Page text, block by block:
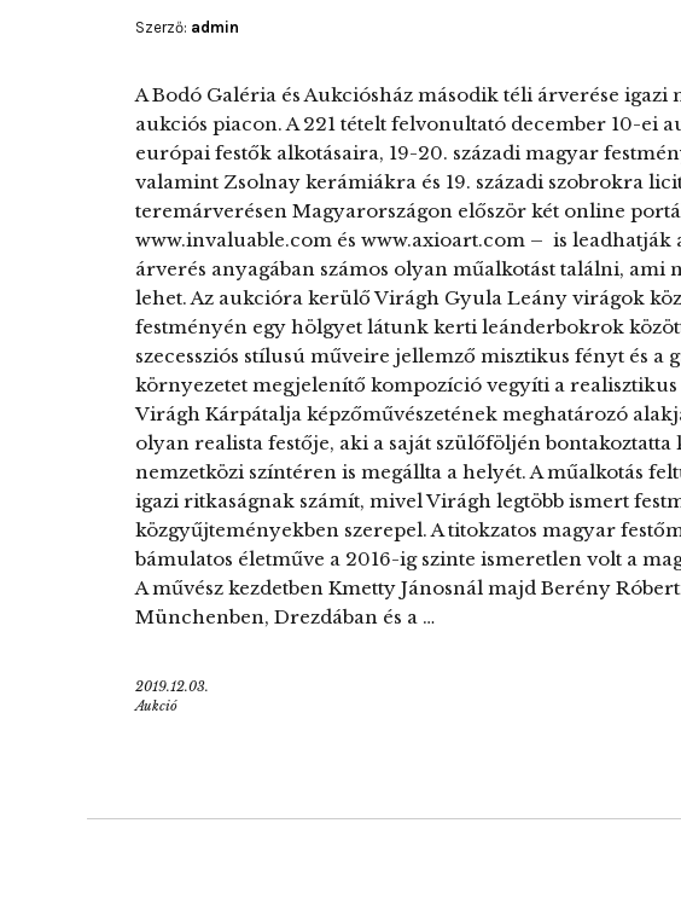
Szerző: admin
A Bodó Galéria és Aukciósház második téli árverése igazi
aukciós piacon. A 221 tételt felvonultató december 10-ei
európai festők alkotásaira, 19-20. századi magyar
valamint Zsolnay kerámiákra és 19. századi szobrokra
teremárverésen Magyarországon először két online
www.invaluable.com és www.axioart.com – is
árverés anyagában számos olyan műalkotást találni, ami
lehet. Az aukcióra kerülő Virágh Gyula Leány virágok
festményén egy hölgyet látunk kerti leánderbokrok
szecessziós stílusú műveire jellemző misztikus fényt és a
környezetet megjelenítő kompozíció vegyíti a realisztikus
Virágh Kárpátalja képzőművészetének meghatározó
olyan realista festője, aki a saját szülőföljén bontakoztatta
nemzetközi színtéren is megállta a helyét. A műalkotás
igazi ritkaságnak számít, mivel Virágh legtöbb ismert
közgyűjteményekben szerepel. A titokzatos magyar
bámulatos életműve a 2016-ig szinte ismeretlen volt a
A művész kezdetben Kmetty Jánosnál majd Berény
Münchenben, Drezdában és a …
2019.12.03.
Aukció